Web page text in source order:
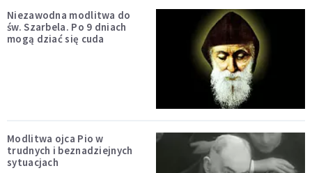
Niezawodna modlitwa do
św. Szarbela. Po 9 dniach
mogą dziać się cuda
Modlitwa ojca Pio w
trudnych i beznadziejnych
sytuacjach